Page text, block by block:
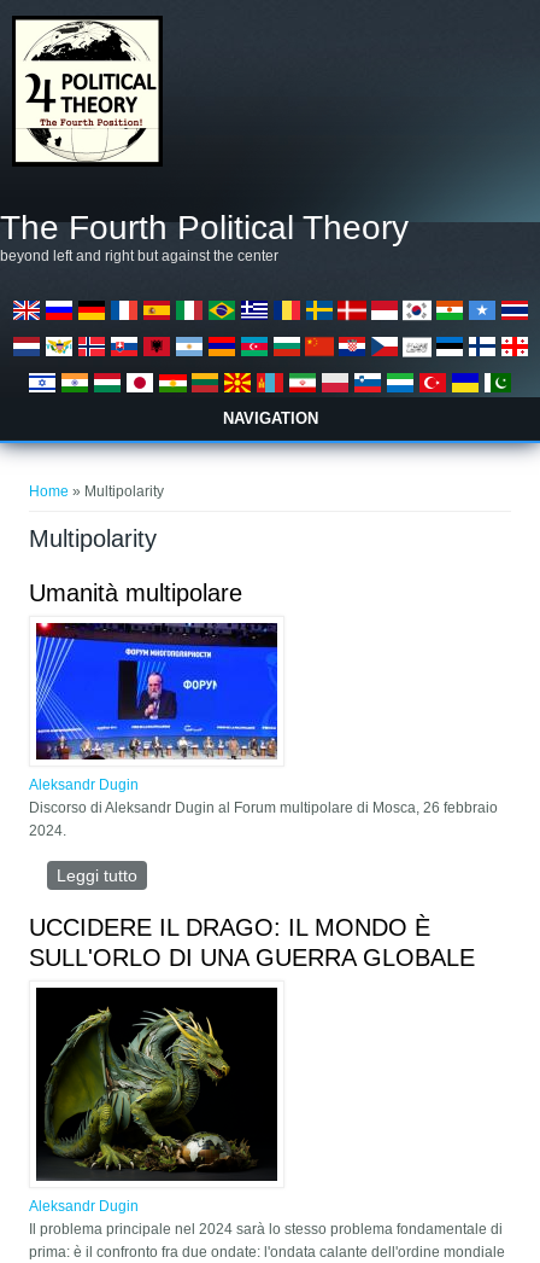
The Fourth Political Theory
beyond left and right but against the center
NAVIGATION
Home » Multipolarity
Multipolarity
Umanità multipolare
Aleksandr Dugin
Discorso di Aleksandr Dugin al Forum multipolare di Mosca, 26 febbraio
2024.
Leggi tutto
UCCIDERE IL DRAGO: IL MONDO È
SULL'ORLO DI UNA GUERRA GLOBALE
Aleksandr Dugin
Il problema principale nel 2024 sarà lo stesso problema fondamentale di
prima: è il confronto fra due ondate: l'ondata calante dell'ordine mondiale